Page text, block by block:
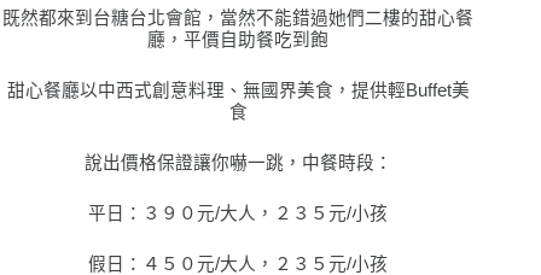
既然都來到台糖台北會館，當然不能錯過她們二樓的甜心餐
廳，平價自助餐吃到飽
甜心餐廳以中西式創意料理、無國界美食，提供輕Buffet美
食
說出價格保證讓你嚇一跳，中餐時段：
平日：３９０元/大人，２３５元/小孩
假日：４５０元/大人，２３５元/小孩